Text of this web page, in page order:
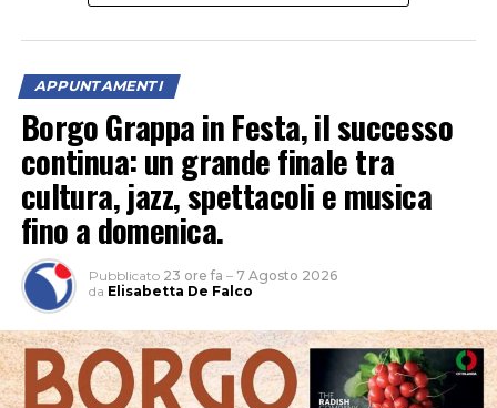
APPUNTAMENTI
Borgo Grappa in Festa, il successo
continua: un grande finale tra
cultura, jazz, spettacoli e musica
fino a domenica.
Pubblicato 23 ore fa – 7 Agosto 2026
da Elisabetta De Falco